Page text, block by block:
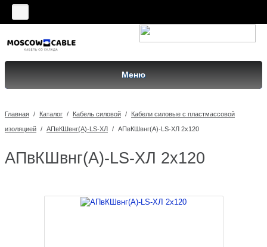
Меню
Главная / Каталог / Кабель силовой / Кабели силовые с пластмассовой
изоляцией / АПвКШвнг(A)-LS-ХЛ / АПвКШвнг(A)-LS-ХЛ 2х120
АПвКШвнг(A)-LS-ХЛ 2х120